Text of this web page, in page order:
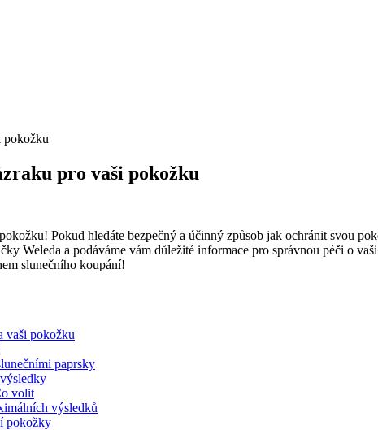
pokožku
pro vaši pokožku
Pokud hledáte bezpečný a účinný způsob jak ochránit svou
Weleda a podáváme vám důležité informace pro správnou péči o
slunečního koupání!
vaši pokožku
paprsky
volit
výsledků
pokožky